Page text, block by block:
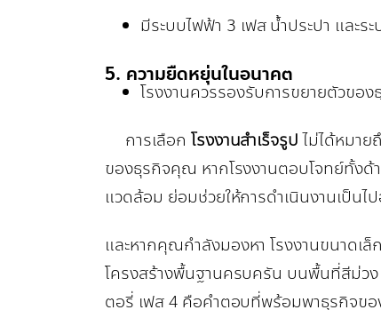
มีระบบไฟฟ้า 3 เฟส น้ำประปา และร
5. ความยืดหยุ่นในอนาคต
โรงงานควรรองรับการขยายตัวขอ
การเลือก โรงงานสำเร็จรูปไม่ได้หมา
ของธุรกิจคุณ หากโรงงานตอบโจทย์ทั้งด้
แวดล้อม ย่อมช่วยให้การดำเนินงานเป็นไ
และหากคุณกำลังมองหา โรงงานขนาด
โครงสร้างพื้นฐานครบครัน บนพื้นที่สีม่ว
ตอรี่ เฟส 4 คือคำตอบที่พร้อมพาธุรกิจข